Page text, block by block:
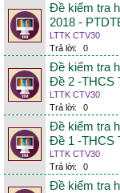
Đề kiểm tra
2018 -
LTTK CTV30
Trả lời:
0
Đề kiểm tra
Đề 2 -THCS
LTTK CTV30
Trả lời:
0
Đề kiểm tra
Đề 1 -THCS
LTTK CTV30
Trả lời:
0
Đề kiểm tra